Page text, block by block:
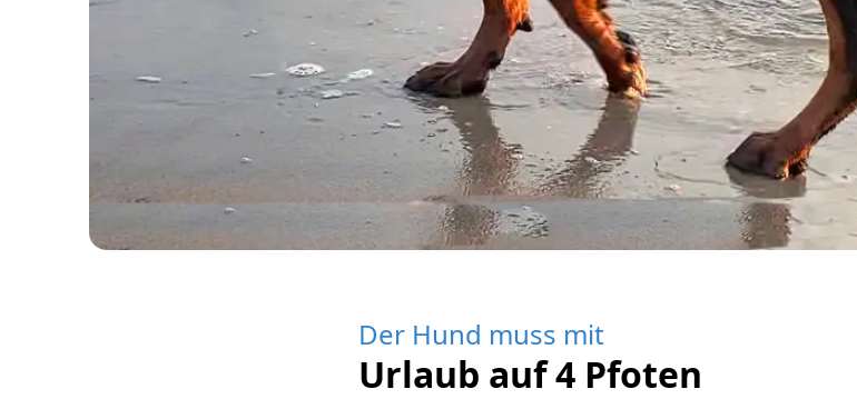
Der Hund muss mit
Urlaub auf 4 Pfoten